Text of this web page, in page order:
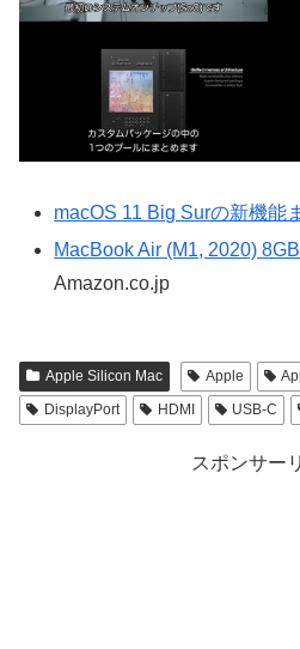
macOS 11 Big Surの新機能
MacBook Air (M1, 2020)
Amazon.co.jp
Apple Silicon Mac Apple
DisplayPort
HDMI USB-C
スポンサー